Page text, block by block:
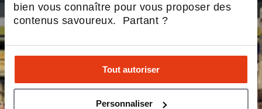
bien vous connaître pour vous proposer des
contenus savoureux. Partant ?
Tout autoriser
Personnaliser